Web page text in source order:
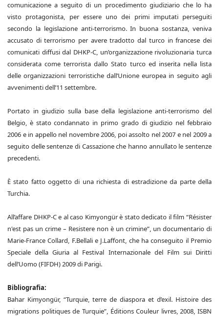
comunicazione a seguito di un procedimento giudiziario che lo ha
visto protagonista, per essere uno dei primi imputati perseguiti
secondo la legislazione anti-terrorismo. In buona sostanza, veniva
accusato di terrorismo per avere tradotto dal turco in francese dei
comunicati diffusi dal DHKP-C, un’organizzazione rivoluzionaria turca
considerata come terrorista dallo Stato turco ed inserita nella lista
delle organizzazioni terroristiche dall’Unione europea in seguito agli
avvenimenti dell’11 settembre.
Portato in giudizio sulla base della legislazione anti-terrorismo del
Belgio, è stato condannato in primo grado di giudizio nel febbraio
2006 e in appello nel novembre 2006, poi assolto nel 2007 e nel 2009 a
seguito delle sentenze di Cassazione che hanno annullato le sentenze
precedenti.
È stato fatto oggetto di una richiesta di estradizione da parte della
Turchia.
All’affare DHKP-C e al caso Kimyongür è stato dedicato il film “Résister
n'est pas un crime – Resistere non è un crimine”, un documentario di
Marie-France Collard, F.Bellali e J.Laffont, che ha conseguito il Premio
Speciale della Giuria al Festival Internazionale del Film sui Diritti
dell’Uomo (FIFDH) 2009 di Parigi.
Bibliografia:
Bahar Kimyongür, “Turquie, terre de diaspora et d’exil. Histoire des
migrations politiques de Turquie”, Éditions Couleur livres, 2008, ISBN